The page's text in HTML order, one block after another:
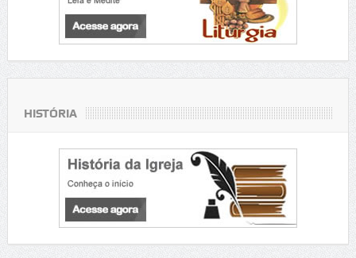
HISTÓRIA